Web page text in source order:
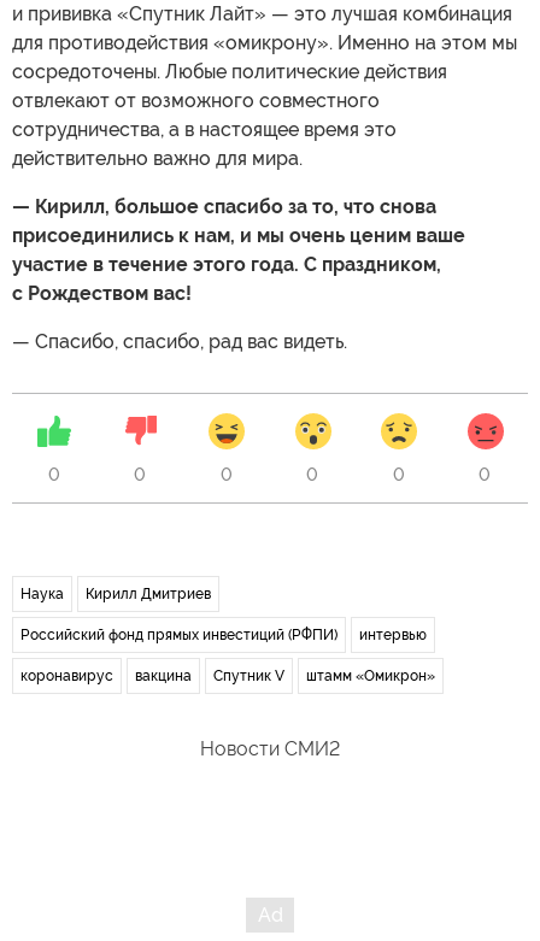
и прививка «Спутник Лайт» — это лучшая комбинация
для противодействия «омикрону». Именно на этом мы
сосредоточены. Любые политические действия
отвлекают от возможного совместного
сотрудничества, а в настоящее время это
действительно важно для мира.
— Кирилл, большое спасибо за то, что снова
присоединились к нам, и мы очень ценим ваше
участие в течение этого года. С праздником,
с Рождеством вас!
— Спасибо, спасибо, рад вас видеть.
0 0 0 0 0 0
Наука Кирилл Дмитриев
Российский фонд прямых инвестиций (РФПИ) интервью
коронавирус вакцина Спутник V штамм «Омикрон»
Новости СМИ2